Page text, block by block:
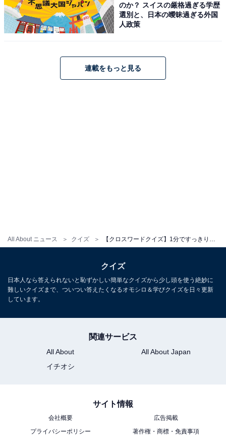
All About ニュース クイズ
のか？ スイスの厳格過ぎる学歴
選別と、日本の曖昧過ぎる外国
人政策
連載をもっと見る
クイズ
日本人なら答えられないと恥ずかしい簡単なクイズから少し頭を使う絶妙に
難しいクイズまで、ついつい答えたくなるオモシロ＆学びクイズを日々更新
しています。
関連サービス
All About
All About Japan
イチオシ
サイト情報
会社概要
広告掲載
プライバシーポリシー
著作権・商標・免責事項